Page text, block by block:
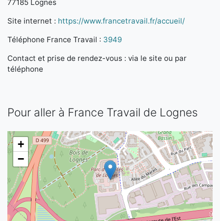
77185 Lognes
Site internet : https://www.francetravail.fr/accueil/
Téléphone France Travail : 3949
Contact et prise de rendez-vous : via le site ou par
téléphone
Pour aller à France Travail de Lognes
+
−